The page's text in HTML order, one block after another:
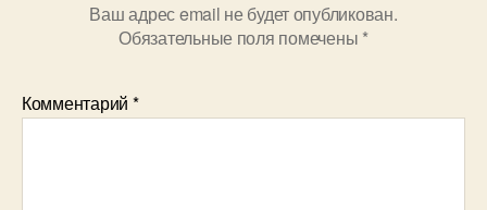
Ваш адрес email не будет опубликован.
Обязательные поля помечены *
Комментарий *